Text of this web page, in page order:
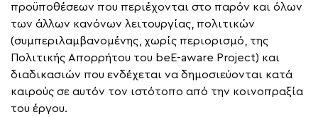
προϋποθέσεων που περιέχονται στο παρόν και όλων
των άλλων κανόνων λειτουργίας, πολιτικών
(συμπεριλαμβανομένης, χωρίς περιορισμό, της
Πολιτικής Απορρήτου του beE-aware Project) και
διαδικασιών που ενδέχεται να δημοσιεύονται κατά
καιρούς σε αυτόν τον ιστότοπο από την κοινοπραξία
του έργου.